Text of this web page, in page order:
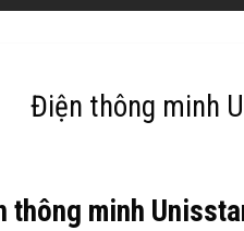
Điện thông minh
thông minh